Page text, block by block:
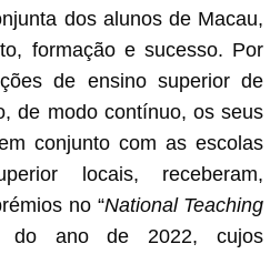
dos alunos de Macau,
formação e sucesso. Por
de ensino superior de
de modo contínuo, os seus
conjunto com as escolas
locais, receberam,
no “National Teaching
do ano de 2022, cujos